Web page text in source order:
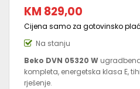
KM 829,00
Cijena samo za gotovinsko
Na stanju
Beko DVN 05320 W
kompleta, energetska klasa E,
rješenje.